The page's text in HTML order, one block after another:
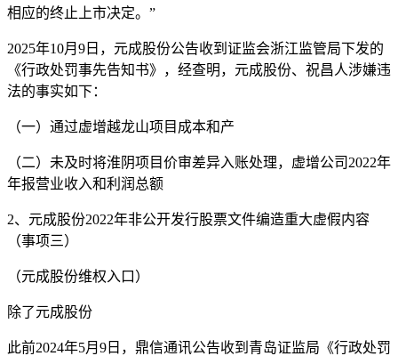
相应的终止上市决定。”
2025年10月9日，元成股份公告收到证监会浙江监管局下发的
《行政处罚事先告知书》，经查明，元成股份、祝昌人涉嫌违
法的事实如下：
（一）通过虚增越龙山项目成本和产
（二）未及时将淮阴项目价审差异入账处理，虚增公司2022年
年报营业收入和利润总额
2、元成股份2022年非公开发行股票文件编造重大虚假内容
（事项三）
（元成股份维权入口）
除了元成股份
此前2024年5月9日，鼎信通讯公告收到青岛证监局《行政处罚